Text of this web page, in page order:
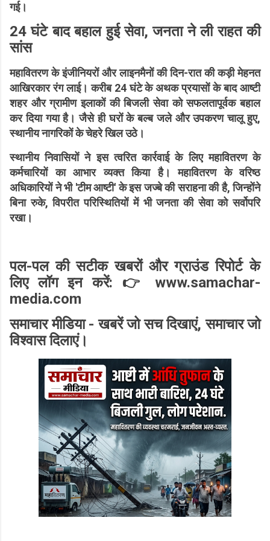
गई।
24 घंटे बाद बहाल हुई सेवा, जनता ने ली राहत की
सांस
महावितरण के इंजीनियरों और लाइनमैनों की दिन-रात की कड़ी मेहनत
आखिरकार रंग लाई। करीब 24 घंटे के अथक प्रयासों के बाद आष्टी
शहर और ग्रामीण इलाकों की बिजली सेवा को सफलतापूर्वक बहाल
कर दिया गया है। जैसे ही घरों के बल्ब जले और उपकरण चालू हुए,
स्थानीय नागरिकों के चेहरे खिल उठे।
स्थानीय निवासियों ने इस त्वरित कार्रवाई के लिए महावितरण के
कर्मचारियों का आभार व्यक्त किया है। महावितरण के वरिष्ठ
अधिकारियों ने भी 'टीम आष्टी' के इस जज्बे की सराहना की है, जिन्होंने
बिना रुके, विपरीत परिस्थितियों में भी जनता की सेवा को सर्वोपरि
रखा।
पल-पल की सटीक खबरों और ग्राउंड रिपोर्ट के
लिए लॉग इन करें: 👉 www.samachar-
media.com
समाचार मीडिया - खबरें जो सच दिखाएं, समाचार जो
विश्वास दिलाएं।